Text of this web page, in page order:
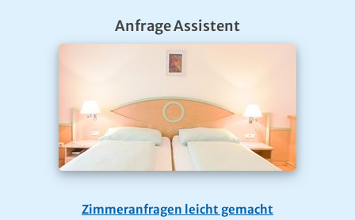
Anfrage Assistent
Zimmeranfragen leicht gemacht